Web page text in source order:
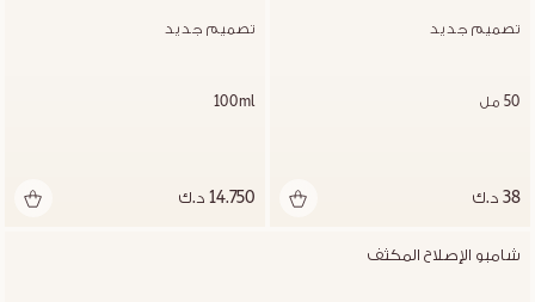
تصميم جديد
50 مل
38 د.ك
تصميم جديد
100ml
14.750 د.ك
شامبو الإصلاح المكثف